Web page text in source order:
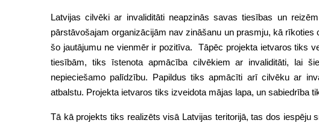
Latvijas cilvēki ar invaliditāti neapzinās savas tiesības un
pārstāvošajam organizācijām nav zināšanu un prasmju, kā
šo jautājumu ne vienmēr ir pozitīva. Tāpēc projekta ietvaros tiks
tiesībām, tiks īstenota apmācība cilvēkiem ar invaliditāti, lai
nepieciešamo palīdzību. Papildus tiks apmācīti arī cilvēku ar
atbalstu. Projekta ietvaros tiks izveidota mājas lapa, un sabiedrība
Tā kā projekts tiks realizēts visā Latvijas teritorijā, tas dos iespēju